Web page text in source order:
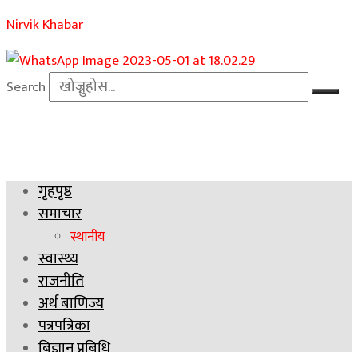
Nirvik Khabar
Search
गृहपृष्ठ
समाचार
स्थानीय
स्वास्थ्य
राजनीति
अर्थ बाणिज्य
पत्रपत्रिका